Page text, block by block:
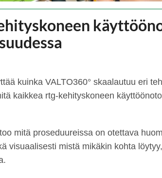
kuinka VALTO360° skaalautuu eri
kaikkea rtg-kehityskoneen
mitä proseduureissa on otettava
visuaalisesti mistä mikäkin kohta